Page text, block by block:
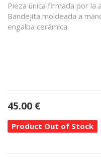
Pieza única firmada por la
Bandejita moldeada a
engalba cerámica.
45.00 €
Product Out of Stock